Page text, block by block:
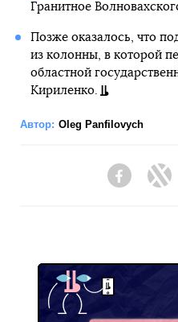
Гранитное
Позже оказалось, что
из колонны, в которой
областной
Кириленко.
Автор: Oleg Panfilovych
Facebook